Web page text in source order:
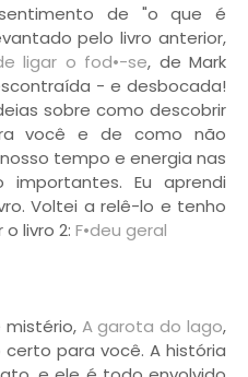
de "o que é
pelo livro anterior,
ligar o fod•-se, de Mark
- e desbocada!
sobre como descobrir
você e de como não
tempo e energia nas
Eu aprendi
Voltei a relê-lo e tenho
livro 2: F•deu geral
mistério, A garota do lago,
certo para você. A história